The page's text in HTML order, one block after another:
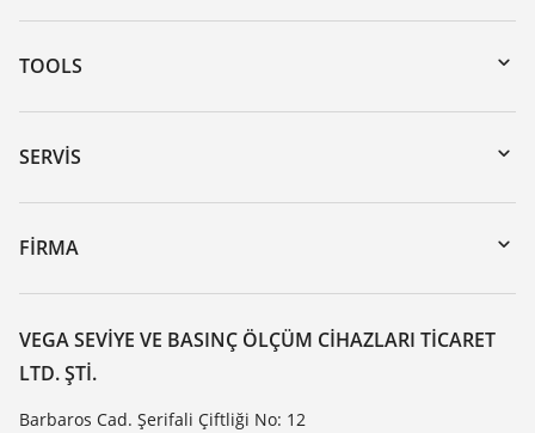
TOOLS
Download’lar
Seri numarası girerek cihaz arama
DTM Collection/PACTware
SERVIS
Cihazının geri gönderimi
Seminerler
Dirençlilik listesi
Dielektrisite listesi
TeamViewer
FIRMA
VEGA hakkında
Iletisim
Haber makaleleri
Basin
VEGA SEVIYE VE BASINÇ ÖLÇÜM CIHAZLARI TICARET
LTD. ŞTI.
Barbaros Cad. Şerifali Çiftliği No: 12